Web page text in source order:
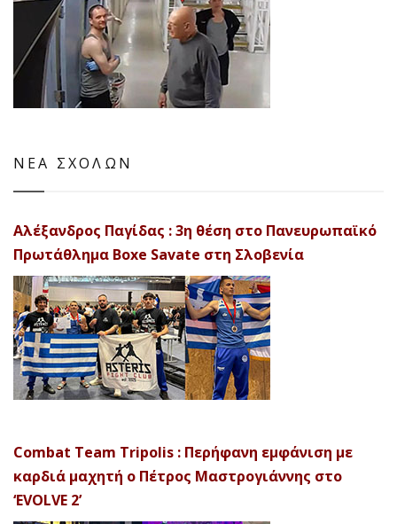
ΝΕΑ ΣΧΟΛΩΝ
Αλέξανδρος Παγίδας : 3η θέση στο Πανευρωπαϊκό
Πρωτάθλημα Boxe Savate στη Σλοβενία
Combat Team Tripolis : Περήφανη εμφάνιση με
καρδιά μαχητή ο Πέτρος Μαστρογιάννης στο
‘EVOLVE 2’